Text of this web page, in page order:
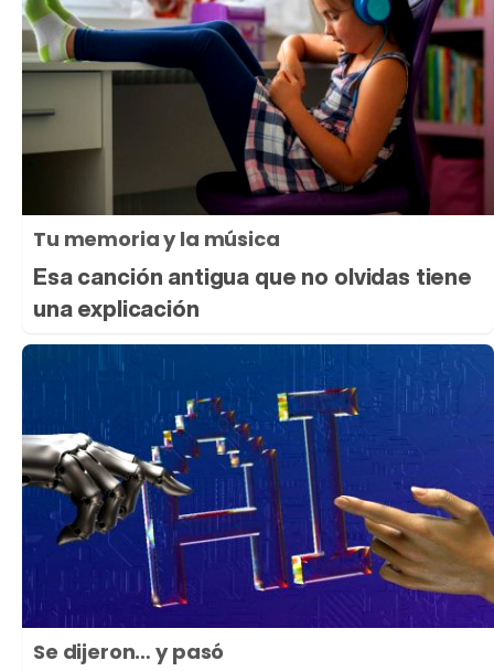
Tu memoria y la música
Esa canción antigua que no olvidas tiene
una explicación
Se dijeron… y pasó